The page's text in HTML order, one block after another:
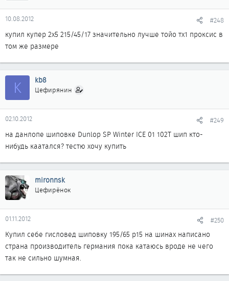
10.08.2012 #248
купил купер 2х5 215/45/17 значительно лучше тойо тх1 проксис в
том же размере
K kb8
Цефирянин
02.10.2012 #249
на данлопе шиповке Dunlop SP Winter ICE 01 102T шип кто-
нибудь каатался? тестю хочу купить
mironnsk
Цефирёнок
01.11.2012 #250
Купил себе гисловед шиповку 195/65 р15 на шинах написано
страна производитель германия пока катаюсь вроде не чего
так не сильно шумная.